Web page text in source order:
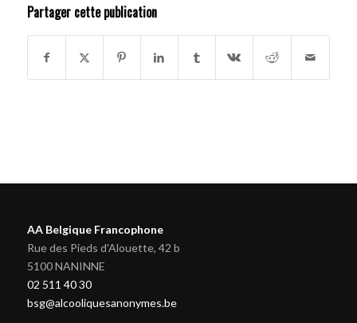
Partager cette publication
AA Belgique Francophone
Rue des Pieds d'Alouette, 42 b
5100 NANINNE
02 511 40 30
bsg@alcooliquesanonymes.be